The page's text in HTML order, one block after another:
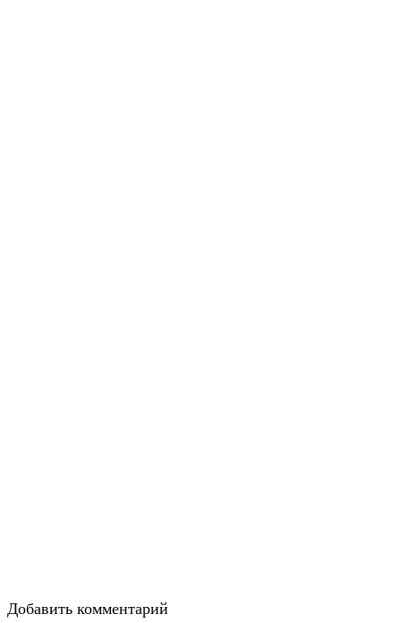
Добавить комментарий